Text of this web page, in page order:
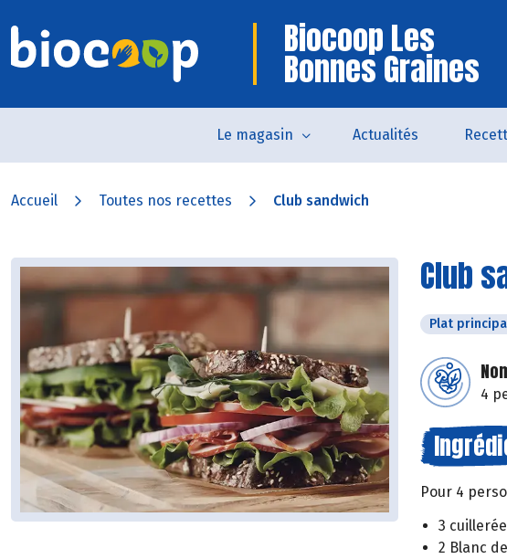
Biocoop Les
Bonnes Graines
Le magasin Actualités
Accueil Toutes nos recettes Club sandwich
Club
Plat
4
Pour 4
3
2 Blanc